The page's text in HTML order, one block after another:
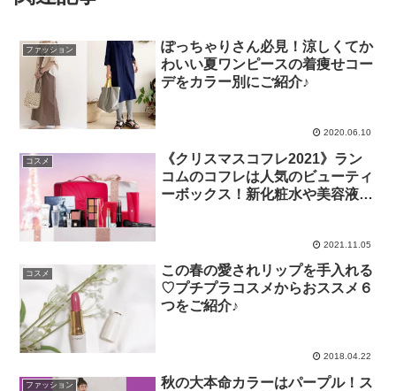
ファッション
ぽっちゃりさん必見！涼しくてか
わいい夏ワンピースの着痩せコー
デをカラー別にご紹介♪
2020.06.10
コスメ
《クリスマスコフレ2021》ラン
コムのコフレは人気のビューティ
ーボックス！新化粧水や美容液も
2021.11.05
コスメ
この春の愛されリップを手入れる
♡プチプラコスメからおススメ６
つをご紹介♪
2018.04.22
ファッション
秋の大本命カラーはパープル！ス